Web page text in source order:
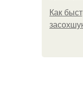
Как